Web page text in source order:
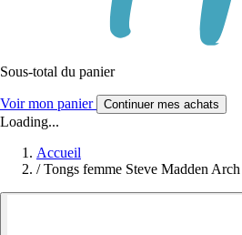
Sous-total du panier
Voir mon panier Continuer mes achats
Loading...
Accueil
/ Tongs femme Steve Madden Arch